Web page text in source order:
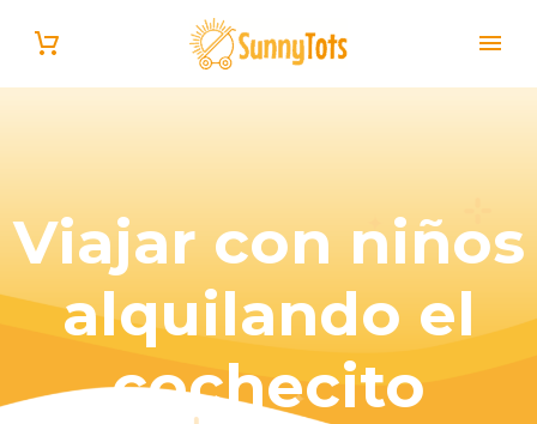
Español
Viajar con niños
alquilando el
cochecito